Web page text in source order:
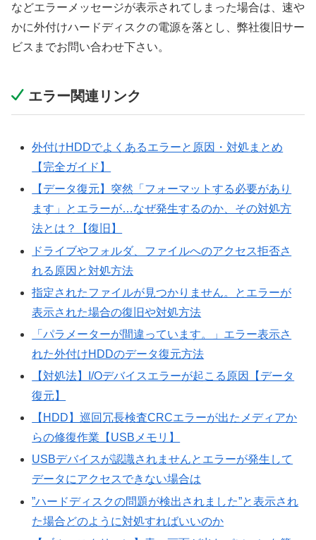
などエラーメッセージが表示されてしまった場合は、速や
かに外付けハードディスクの電源を落とし、弊社復旧サー
ビスまでお問い合わせ下さい。
エラー関連リンク
外付けHDDでよくあるエラーと原因・対処まとめ
【完全ガイド】
【データ復元】突然「フォーマットする必要があり
ます」とエラーが…なぜ発生するのか、その対処方
法とは？【復旧】
ドライブやフォルダ、ファイルへのアクセス拒否さ
れる原因と対処方法
指定されたファイルが見つかりません。とエラーが
表示された場合の復旧や対処方法
「パラメーターが間違っています。」エラー表示さ
れた外付けHDDのデータ復元方法
【対処法】I/Oデバイスエラーが起こる原因【データ
復元】
【HDD】巡回冗長検査CRCエラーが出たメディアか
らの修復作業【USBメモリ】
USBデバイスが認識されませんとエラーが発生して
データにアクセスできない場合は
”ハードディスクの問題が検出されました”と表示され
た場合どのように対処すればいいのか